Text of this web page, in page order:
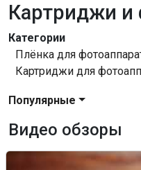
Картриджи и
Категории
Плёнка для
Картриджи для
Популярные
Видео обзоры